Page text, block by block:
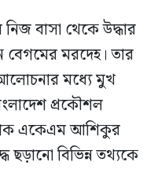
বাসা থেকে উদ্ধার
মরদেহ। তার
মধ্যে মুখ
প্রকৌশল
একেএম আশিকুর
ছড়ানো বিভিন্ন তথ্যকে